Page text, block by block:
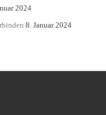
2024
8. Januar 2024